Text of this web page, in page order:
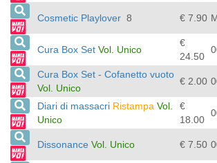
Cosmetic Playlover 8 € 7.90
Cura Box Set Vol. Unico
€
24.50
Cura Box Set - Cofanetto vuoto
Vol. Unico
€ 2.00
Diari di massacri Ristampa Vol.
Unico
€
18.00
Dissonance Vol. Unico € 7.50